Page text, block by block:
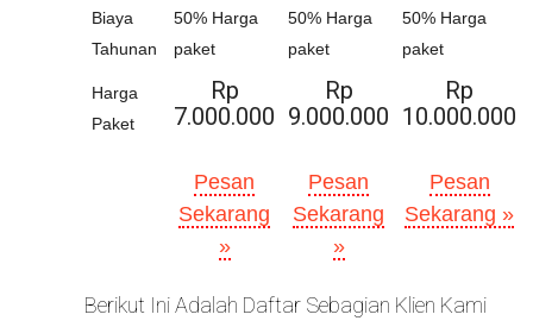
Biaya
Tahunan
50% Harga
paket
50% Harga
paket
50% Harga
paket
Harga
Paket
Rp
7.000.000
Rp
9.000.000
Rp
10.000.000
Pesan
Sekarang
»
Pesan
Sekarang
»
Pesan
Sekarang »
Berikut Ini Adalah Daftar Sebagian Klien Kami